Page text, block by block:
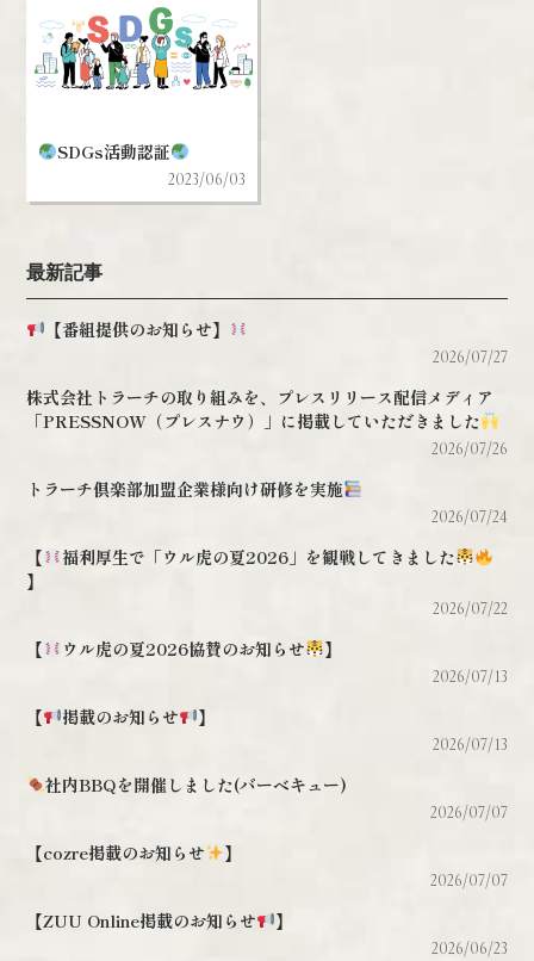
SDGs活動認証
2023/06/03
最新記事
【番組提供のお知らせ】
2026/07/27
株式会社トラーチの取り組みを、プレスリリース配信メディア
「PRESSNOW（プレスナウ）」に掲載していただきました
2026/07/26
トラーチ倶楽部加盟企業様向け研修を実施
2026/07/24
【
福利厚生で「ウル虎の夏2026」を観戦してきました
】
2026/07/22
【 ウル虎の夏2026協賛のお知らせ 】
2026/07/13
【 掲載のお知らせ 】
2026/07/13
社内BBQを開催しました(バーベキュー)
2026/07/07
【cozre掲載のお知らせ 】
2026/07/07
【ZUU Online掲載のお知らせ 】
2026/06/23